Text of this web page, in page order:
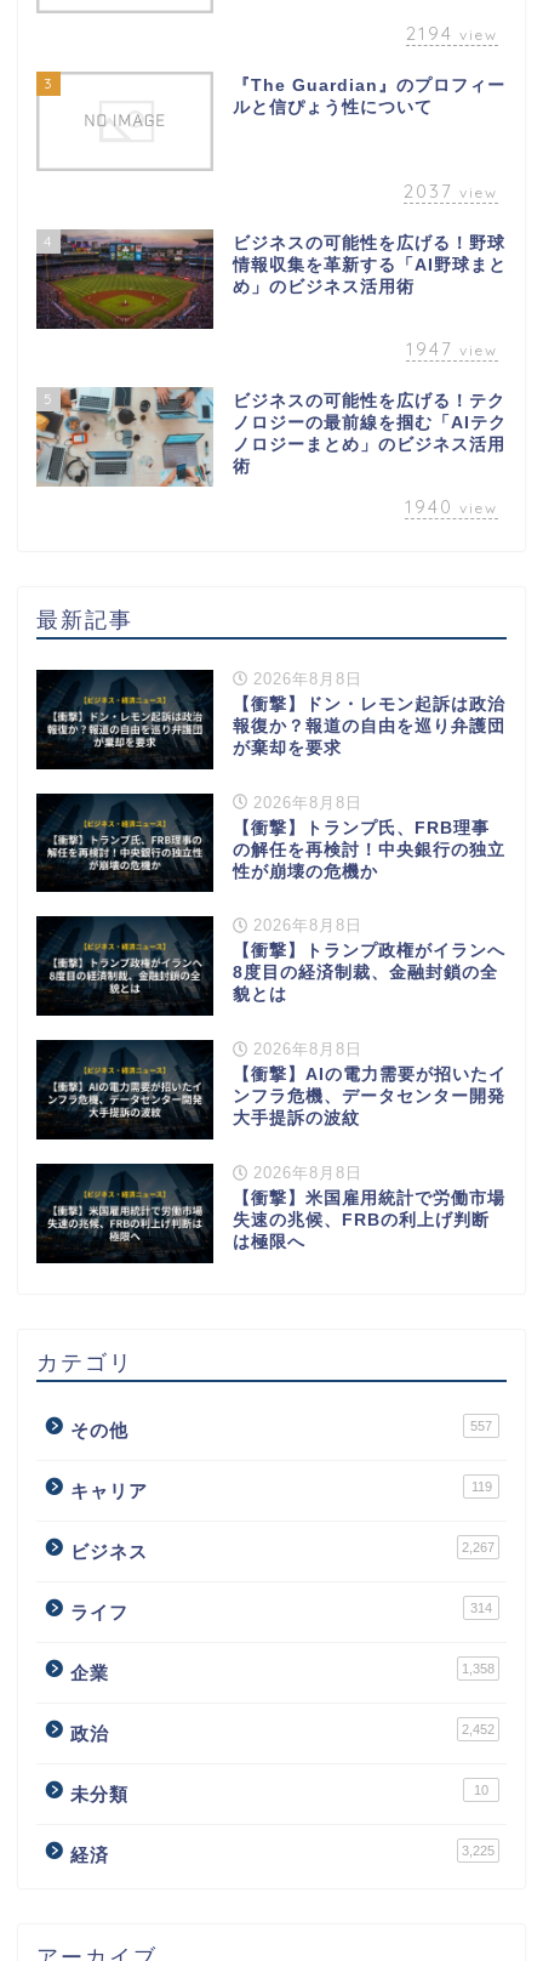
2194 view
3
『The Guardian』のプロフィー
ルと信ぴょう性について
2037 view
4
ビジネスの可能性を広げる！野球
情報収集を革新する「AI野球まと
め」のビジネス活用術
1947 view
5
ビジネスの可能性を広げる！テク
ノロジーの最前線を掴む「AIテク
ノロジーまとめ」のビジネス活用
術
1940 view
最新記事
2026年8月8日
【衝撃】ドン・レモン起訴は政治
報復か？報道の自由を巡り弁護団
が棄却を要求
2026年8月8日
【衝撃】トランプ氏、FRB理事
の解任を再検討！中央銀行の独立
性が崩壊の危機か
2026年8月8日
【衝撃】トランプ政権がイランへ
8度目の経済制裁、金融封鎖の全
貌とは
2026年8月8日
【衝撃】AIの電力需要が招いたイ
ンフラ危機、データセンター開発
大手提訴の波紋
2026年8月8日
【衝撃】米国雇用統計で労働市場
失速の兆候、FRBの利上げ判断
は極限へ
カテゴリ
その他 557
キャリア 119
ビジネス 2,267
ライフ 314
企業 1,358
政治 2,452
未分類 10
経済 3,225